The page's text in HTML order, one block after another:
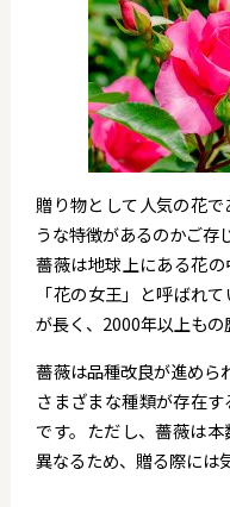
贈り物として人気の花
うな特徴があるのかご存
薔薇は地球上にある花の
「花の女王」と呼ばれ
が長く、2000年以上もの
薔薇は品種改良が進めら
さまざまな種類が存在
です。ただし、薔薇は
異なるため、贈る際には